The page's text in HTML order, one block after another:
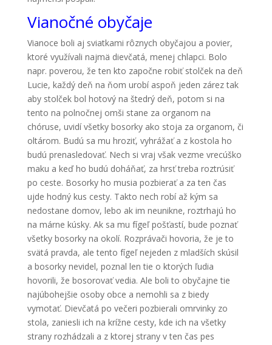
Vianočné obyčaje
Vianoce boli aj sviatkami rôznych obyčajou a povier,
ktoré využívali najmä dievčatá, menej chlapci. Bolo
napr. poverou, že ten kto započne robiť stolček na deň
Lucie, každý deň na ňom urobí aspoň jeden zárez tak
aby stolček bol hotový na štedrý deň, potom si na
tento na polnočnej omši stane za organom na
chóruse, uvidí všetky bosorky ako stoja za organom, či
oltárom. Budú sa mu hroziť, vyhrážať a z kostola ho
budú prenasledovať. Nech si vraj však vezme vrecúško
maku a keď ho budú doháňať, za hrsť treba roztrúsiť
po ceste. Bosorky ho musia pozbierať a za ten čas
ujde hodný kus cesty. Takto nech robí až kým sa
nedostane domov, lebo ak im neunikne, roztrhajú ho
na márne kúsky. Ak sa mu fígeľ pošťastí, bude poznať
všetky bosorky na okolí. Rozprávači hovoria, že je to
svätá pravda, ale tento fígeľ nejeden z mladších skúsil
a bosorky nevidel, poznal len tie o ktorých ľudia
hovorili, že bosorovať vedia. Ale boli to obyčajne tie
najúbohejšie osoby obce a nemohli sa z biedy
vymotať. Dievčatá po večeri pozbierali omrvinky zo
stola, zaniesli ich na krížne cesty, kde ich na všetky
strany rozhádzali a z ktorej strany v ten čas pes